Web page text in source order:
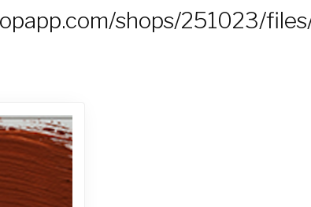
shops/251023/